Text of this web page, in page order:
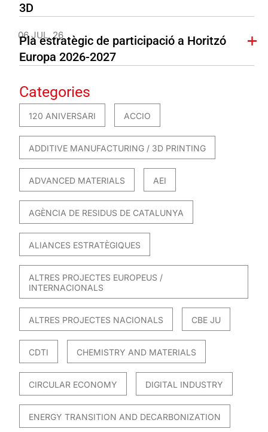
3D
06 JUL. 26
Pla estratègic de participació a Horitzó
Europa 2026-2027
Categories
120 ANIVERSARI ACCIO
ADDITIVE MANUFACTURING / 3D PRINTING
ADVANCED MATERIALS AEI
AGÈNCIA DE RESIDUS DE CATALUNYA
ALIANCES ESTRATÈGIQUES
ALTRES PROJECTES EUROPEUS /
INTERNACIONALS
ALTRES PROJECTES NACIONALS CBE JU
CDTI CHEMISTRY AND MATERIALS
CIRCULAR ECONOMY DIGITAL INDUSTRY
ENERGY TRANSITION AND DECARBONIZATION